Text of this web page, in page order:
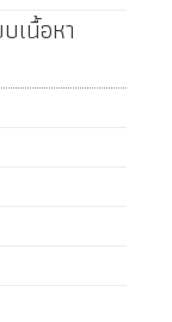
เนื้อหา